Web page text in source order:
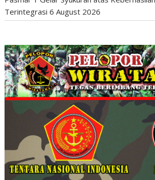
Terintegrasi 6 August 2026